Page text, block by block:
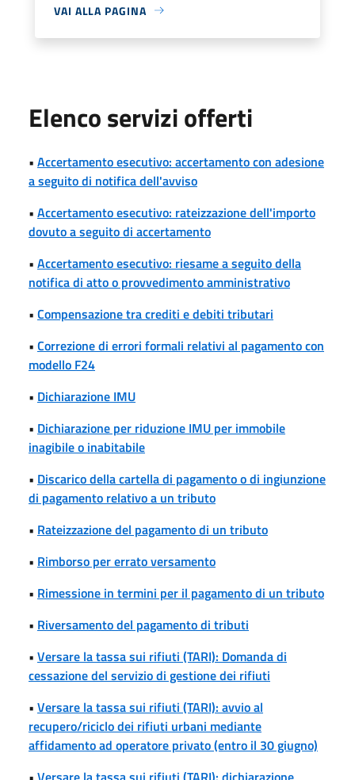
VAI ALLA PAGINA
Elenco servizi offerti
• Accertamento esecutivo: accertamento con adesione
a seguito di notifica dell'avviso
• Accertamento esecutivo: rateizzazione dell'importo
dovuto a seguito di accertamento
• Accertamento esecutivo: riesame a seguito della
notifica di atto o provvedimento amministrativo
• Compensazione tra crediti e debiti tributari
• Correzione di errori formali relativi al pagamento con
modello F24
• Dichiarazione IMU
• Dichiarazione per riduzione IMU per immobile
inagibile o inabitabile
• Discarico della cartella di pagamento o di ingiunzione
di pagamento relativo a un tributo
• Rateizzazione del pagamento di un tributo
• Rimborso per errato versamento
• Rimessione in termini per il pagamento di un tributo
• Riversamento del pagamento di tributi
• Versare la tassa sui rifiuti (TARI): Domanda di
cessazione del servizio di gestione dei rifiuti
• Versare la tassa sui rifiuti (TARI): avvio al
recupero/riciclo dei rifiuti urbani mediante
affidamento ad operatore privato (entro il 30 giugno)